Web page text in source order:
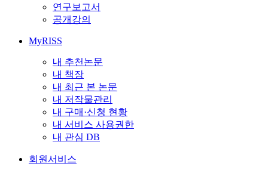
연구보고서
공개강의
MyRISS
내 추천논문
내 책장
내 최근 본 논문
내 저작물관리
내 구매·신청 현황
내 서비스 사용권한
내 관심 DB
회원서비스